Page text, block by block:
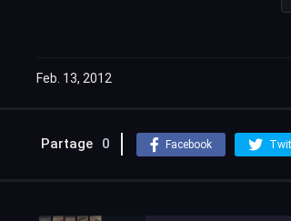
Feb. 13, 2012
Partage 0 Facebook